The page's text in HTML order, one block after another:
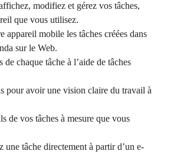
modifiez et gérez vos tâches,
que vous utilisez.
appareil mobile les tâches créées dans
sur le Web.
de chaque tâche à l’aide de tâches
pour avoir une vision claire du travail à
de vos tâches à mesure que vous
une tâche directement à partir d’un e-